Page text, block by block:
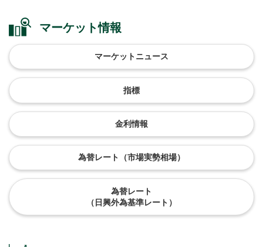
マーケット情報
マーケットニュース
指標
金利情報
為替レート（市場実勢相場）
為替レート
（日興外為基準レート）